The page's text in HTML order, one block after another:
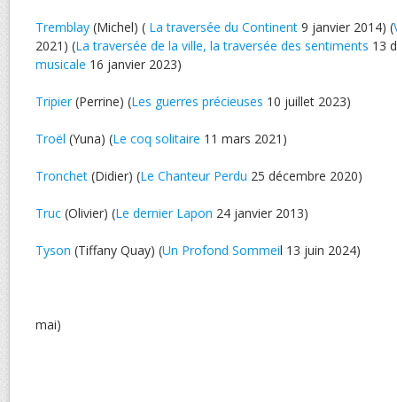
Tremblay (Michel) ( La traversée du Continent 9 janvier 2014) (
2021) (La traversée de la ville, la traversée des sentiments 13
musicale 16 janvier 2023)
Tripier(Perrine) (Les guerres précieuses 10 juillet 2023)
Troël (Yuna) (Le coq solitaire 11 mars 2021)
Tronchet (Didier) (Le Chanteur Perdu 25 décembre 2020)
Truc (Olivier) (Le dernier Lapon 24 janvier 2013)
Tyson (Tiffany Quay) (Un Profond Sommeil 13 juin 2024)
mai)